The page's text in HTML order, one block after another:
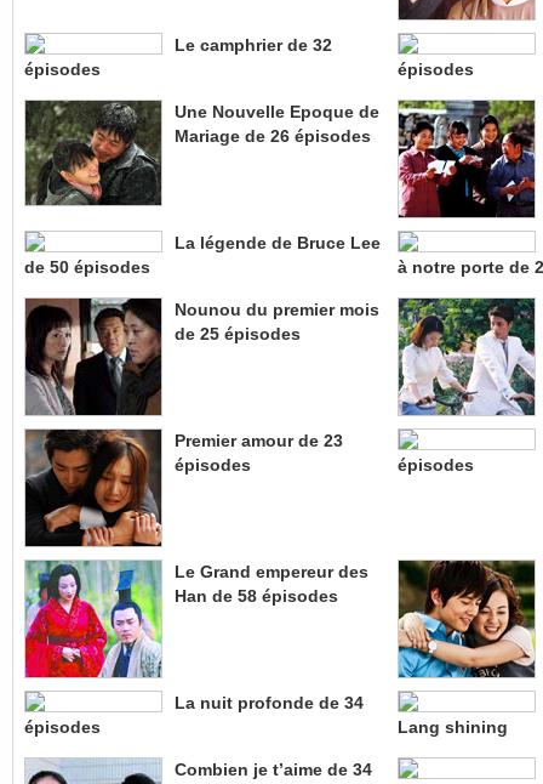
Le camphrier de 32
épisodes
épisodes
Une Nouvelle Epoque de
Mariage de 26 épisodes
La légende de Bruce Lee
de 50 épisodes
à notre porte de
Nounou du premier mois
de 25 épisodes
Premier amour de 23
épisodes
épisodes
Le Grand empereur des
Han de 58 épisodes
La nuit profonde de 34
épisodes
Lang shining
Combien je t’aime de 34